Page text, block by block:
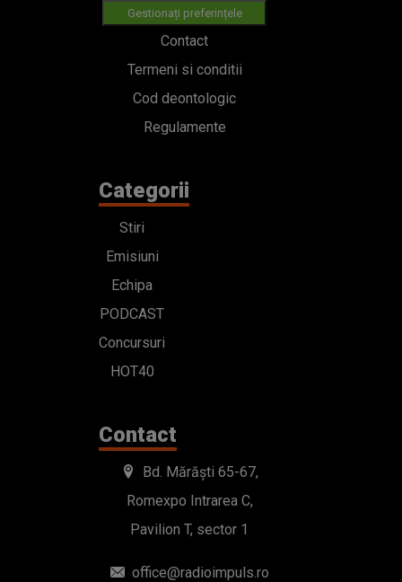
Gestionați preferințele
Contact
Termeni si conditii
Cod deontologic
Regulamente
Categorii
Stiri
Emisiuni
Echipa
PODCAST
Concursuri
HOT40
Contact
Bd. Mărăști 65-67,
Romexpo Intrarea C,
Pavilion T, sector 1
office@radioimpuls.ro